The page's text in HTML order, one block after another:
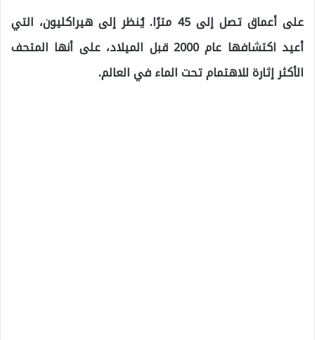
على أعماق تصل إلى 45 مترًا. يُنظر إلى هيراكليون، التي
أعيد اكتشافها عام 2000 قبل الميلاد، على أنها المتحف
الأكثر إثارة للاهتمام تحت الماء في العالم.